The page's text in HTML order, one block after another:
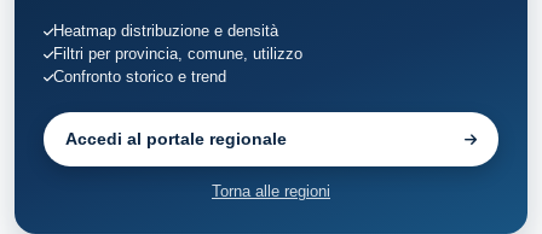
Heatmap distribuzione e densità
Filtri per provincia, comune, utilizzo
Confronto storico e trend
Accedi al portale regionale
Torna alle regioni